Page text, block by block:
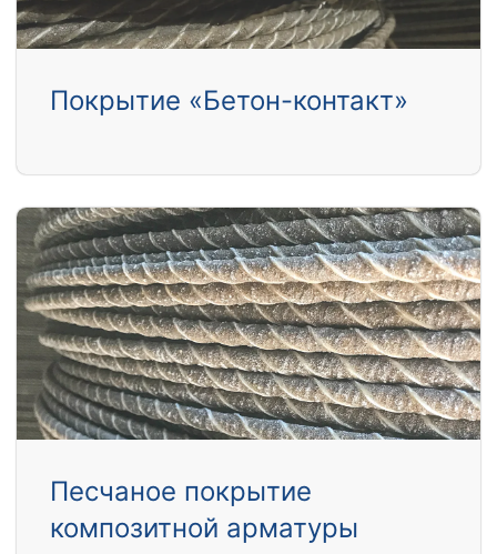
Покрытие «Бетон-контакт»
Песчаное покрытие
композитной арматуры